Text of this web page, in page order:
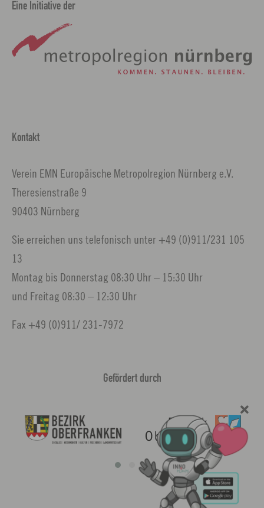
Eine Initiative der
Kontakt
Verein EMN Europäische Metropolregion Nürnberg e.V.
Theresienstraße 9
90403 Nürnberg
Sie erreichen uns telefonisch unter +49 (0)911/231 105
13
Montag bis Donnerstag 08:30 Uhr – 15:30 Uhr
und Freitag 08:30 – 12:30 Uhr
Fax +49 (0)911/ 231-7972
Gefördert durch